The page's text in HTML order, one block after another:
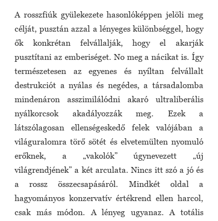
A rosszfiúk gyülekezete hasonlóképpen jelöli meg
célját, pusztán azzal a lényeges különbséggel, hogy
ők konkrétan felvállalják, hogy el akarják
pusztítani az emberiséget. No meg a nácikat is. Így
természetesen az egyenes és nyíltan felvállalt
destrukciót a nyálas és negédes, a társadalomba
mindenáron asszimilálódni akaró ultraliberális
nyálkorcsok akadályozzák meg. Ezek a
látszólagosan ellenségeskedő felek valójában a
világuralomra törő sötét és elvetemülten nyomuló
erőknek, a „vakolók” úgynevezett „új
világrendjének” a két arculata. Nincs itt szó a jó és
a rossz összecsapásáról. Mindkét oldal a
hagyományos konzervatív értékrend ellen harcol,
csak más módon. A lényeg ugyanaz. A totális